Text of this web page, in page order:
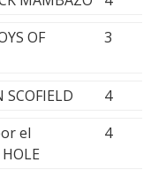
OF
3
4
el
4